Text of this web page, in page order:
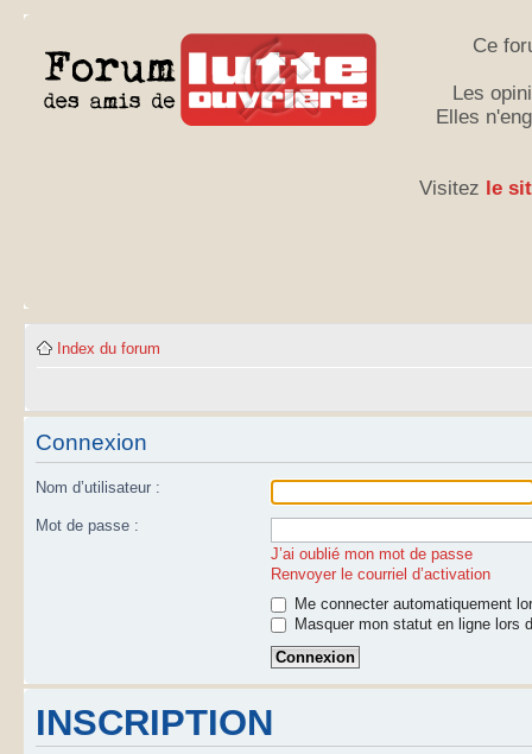
Ce
Les
Elles
Visitez le
Index du forum
Connexion
Nom d’utilisateur :
Mot de passe :
J’ai oublié mon mot de passe
Renvoyer le courriel d’activation
Me connecter automatiquement
Masquer mon statut en ligne lors
INSCRIPTION